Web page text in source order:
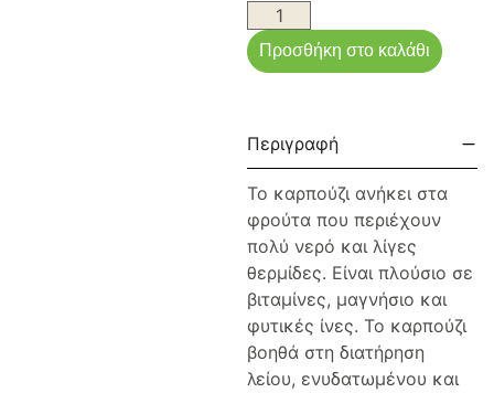
Προσθήκη στο καλάθι
Περιγραφή
Το καρπούζι ανήκει στα
φρούτα που περιέχουν
πολύ νερό και λίγες
θερμίδες. Είναι πλούσιο σε
βιταμίνες, μαγνήσιο και
φυτικές ίνες. Το καρπούζι
βοηθά στη διατήρηση
λείου, ενυδατωμένου και